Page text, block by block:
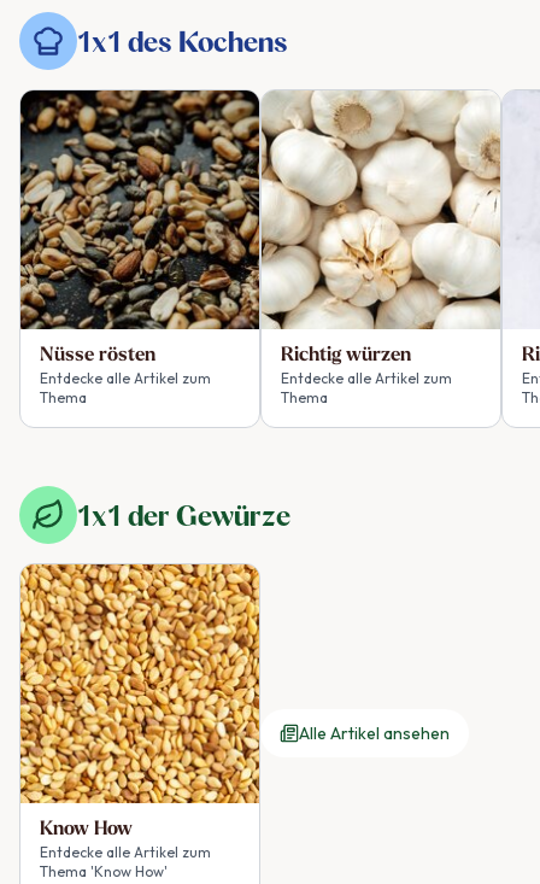
1x1 des Kochens
Nüsse rösten
Entdecke alle Artikel zum
Thema
Richtig würzen
Entdecke alle Artikel zum
Thema
1x1 der Gewürze
Know How
Entdecke alle Artikel zum
Thema 'Know How'
Alle Artikel ansehen